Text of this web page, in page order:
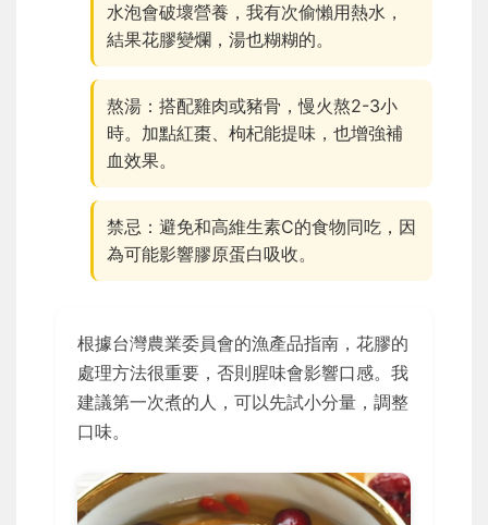
水泡會破壞營養，我有次偷懶用熱水，
結果花膠變爛，湯也糊糊的。
熬湯：搭配雞肉或豬骨，慢火熬2-3小
時。加點紅棗、枸杞能提味，也增強補
血效果。
禁忌：避免和高維生素C的食物同吃，因
為可能影響膠原蛋白吸收。
根據台灣農業委員會的漁產品指南，花膠的
處理方法很重要，否則腥味會影響口感。我
建議第一次煮的人，可以先試小分量，調整
口味。